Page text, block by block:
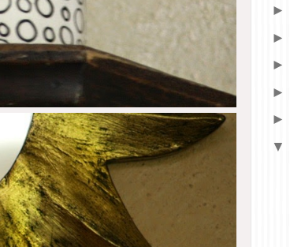
►
►
►
►
►
▼